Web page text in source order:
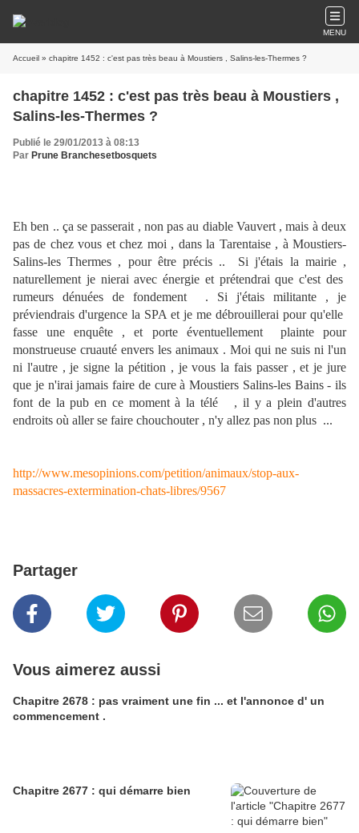
MENU
Accueil » chapitre 1452 : c'est pas très beau à Moustiers , Salins-les-Thermes ?
chapitre 1452 : c'est pas très beau à Moustiers ,
Salins-les-Thermes ?
Publié le 29/01/2013 à 08:13
Par Prune Branchesetbosquets
Eh ben .. ça se passerait , non pas au diable Vauvert , mais à deux
pas de chez vous et chez moi , dans la Tarentaise , à Moustiers-
Salins-les Thermes , pour être précis .. Si j'étais la mairie ,
naturellement je nierai avec énergie et prétendrai que c'est des
rumeurs dénuées de fondement . Si j'étais militante , je
préviendrais d'urgence la SPA et je me débrouillerai pour qu'elle
fasse une enquête , et porte éventuellement plainte pour
monstrueuse cruauté envers les animaux . Moi qui ne suis ni l'un
ni l'autre , je signe la pétition , je vous la fais passer , et je jure
que je n'irai jamais faire de cure à Moustiers Salins-les Bains - ils
font de la pub en ce moment à la télé , il y a plein d'autres
endroits où aller se faire chouchouter , n'y allez pas non plus ...
http://www.mesopinions.com/petition/animaux/stop-aux-
massacres-extermination-chats-libres/9567
Partager
Vous aimerez aussi
Chapitre 2678 : pas vraiment une fin ... et l'annonce d' un
commencement .
Chapitre 2677 : qui démarre bien